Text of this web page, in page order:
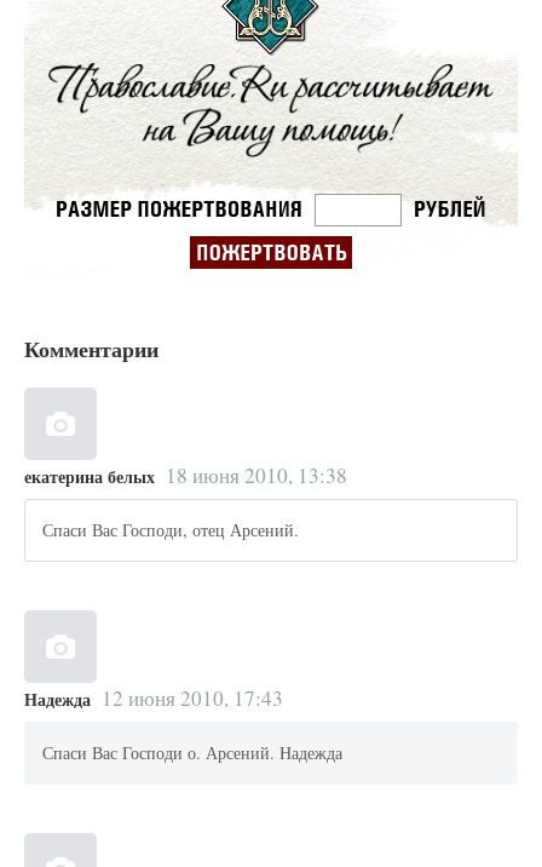
Комментарии
екатерина белых 18 июня 2010, 13:38
Спаси Вас Господи, отец Арсений.
Надежда 12 июня 2010, 17:43
Спаси Вас Господи о. Арсений. Надежда